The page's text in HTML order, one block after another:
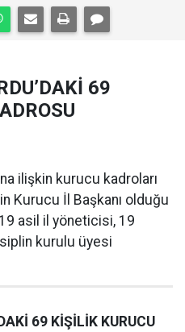
69
ilişkin kurucu kadroları
Kurucu İl Başkanı olduğu
asil il yöneticisi, 19
kurulu üyesi
69 KİŞİLİK KURUCU